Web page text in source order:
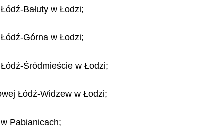
Bałuty w Łodzi;
Górna w Łodzi;
Śródmieście w Łodzi;
Łódź-Widzew w Łodzi;
Pabianicach;